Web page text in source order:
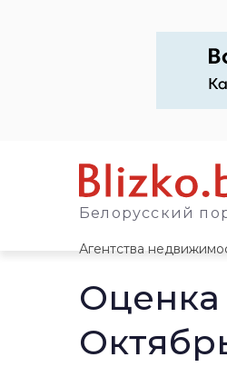
Белорусский
Агентства